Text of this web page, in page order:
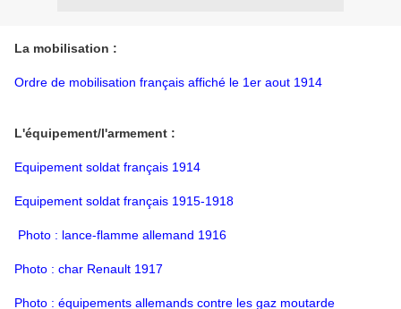
La mobilisation :
Ordre de mobilisation français affiché le 1er aout 1914
L'équipement/l'armement :
Equipement soldat français 1914
Equipement soldat français 1915-1918
Photo : lance-flamme allemand 1916
Photo : char Renault 1917
Photo : équipements allemands contre les gaz moutarde